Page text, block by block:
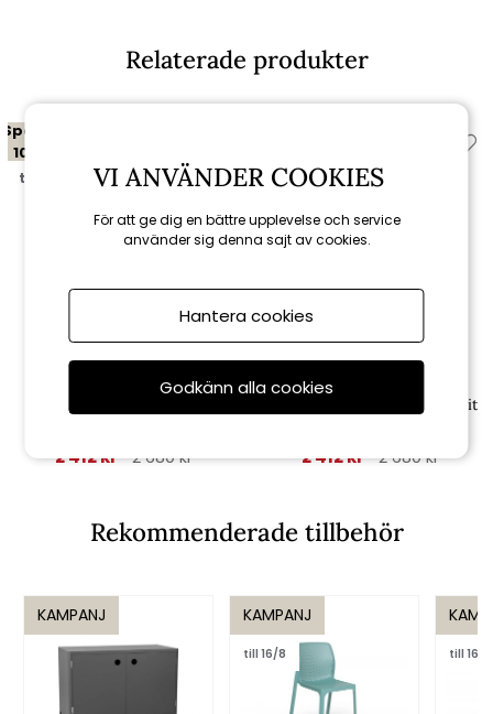
Relaterade produkter
Spara
10%
till 16/8
Frasca bordsstativ fällbart -
antracit
2 412 kr 2 680 kr
till 16/8
Frasca bordsstativ fällbart - vit
2 412 kr 2 680 kr
Rekommenderade tillbehör
KAMPANJ KAMPANJ
till 16/8 till 16/8
VI ANVÄNDER COOKIES
För att ge dig en bättre upplevelse och service
använder sig denna sajt av cookies.
Hantera cookies
Godkänn alla cookies